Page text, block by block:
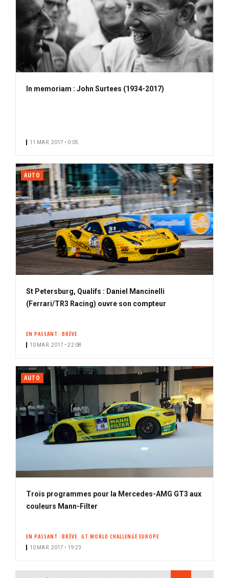
In memoriam : John Surtees (1934-2017)
11 MAR. 2017 • 0:05
AUTO
St Petersburg, Qualifs : Daniel Mancinelli
(Ferrari/TR3 Racing) ouvre son compteur
EN PASSANT BRÈVE
10 MAR. 2017 • 22:08
AUTO
Trois programmes pour la Mercedes-AMG GT3 aux
couleurs Mann-Filter
EN PASSANT BRÈVE GT WORLD CHALLENGE EUROPE
10 MAR. 2017 • 19:23